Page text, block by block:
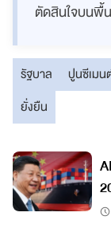
ตัดสินใจบนพื้น
รัฐบาล ปูนซีเมน
ยั่งยืน